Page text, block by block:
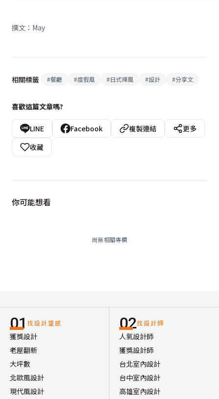
撰文：May
相關標籤 #餐廳 #度假風 #日式禪風 #設計 #分享文
喜歡這篇文章嗎?
LINE Facebook 複製連結
更多
收藏
你可能想看
尚無相關專欄
01 找設計靈感
獲獎設計
老屋翻新
大坪數
北歐風設計
現代風設計
02找設計師
人氣設計師
獲獎設計師
台北室內設計
台中室內設計
高雄室內設計